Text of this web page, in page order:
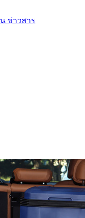
ข่าวสาร